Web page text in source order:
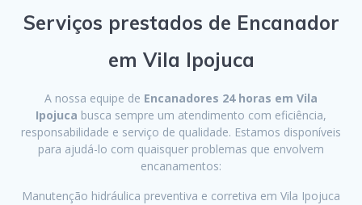
Serviços prestados de Encanador
em Vila Ipojuca
A nossa equipe de Encanadores 24 horas em Vila
Ipojuca busca sempre um atendimento com eficiência,
responsabilidade e serviço de qualidade. Estamos disponíveis
para ajudá-lo com quaisquer problemas que envolvem
encanamentos:
Manutenção hidráulica preventiva e corretiva em Vila Ipojuca